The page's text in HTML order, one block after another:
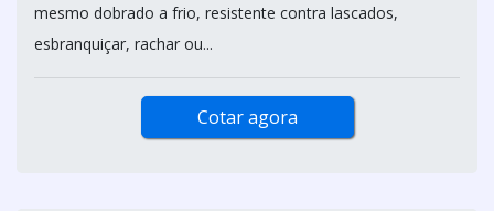
mesmo dobrado a frio, resistente contra lascados,
esbranquiçar, rachar ou...
Cotar agora